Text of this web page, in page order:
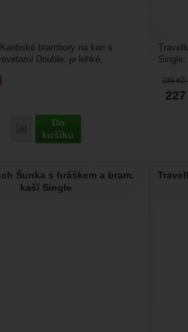
Přidat 'Travellunch Karibské brambory
Do
košíku
Karibské brambory na kari s
Double: je lehké,
239Kč
227
Šunka s hráškem a bram.
kaší Single